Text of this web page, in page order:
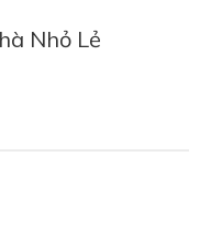
Nhỏ Lẻ